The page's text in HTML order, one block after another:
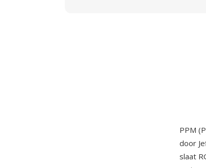
PPM
door
slaat